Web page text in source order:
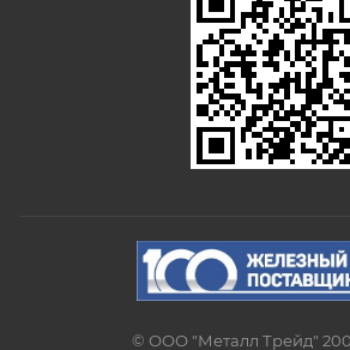
© ООО "Металл Трейд"